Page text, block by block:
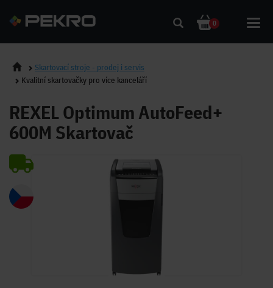
0
Skartovací stroje - prodej i servis
Kvalitní skartovačky pro více kanceláří
REXEL Optimum AutoFeed+
600M Skartovač